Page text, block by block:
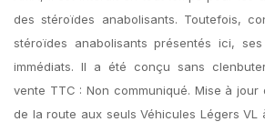
des stéroïdes anabolisants. Toutefois,
stéroïdes anabolisants présentés ici,
immédiats. Il a été conçu sans
vente TTC : Non communiqué. Mise à jour
de la route aux seuls Véhicules Légers VL